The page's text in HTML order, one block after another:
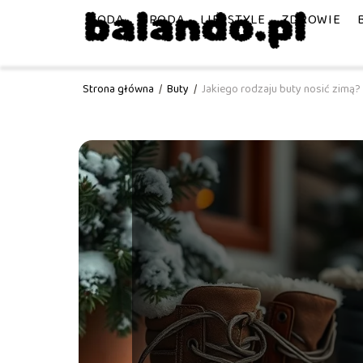
MODA URODA LIFESTYLE ZDROWIE
Strona główna / Buty / Jakiego rodzaju buty nosić zimą?